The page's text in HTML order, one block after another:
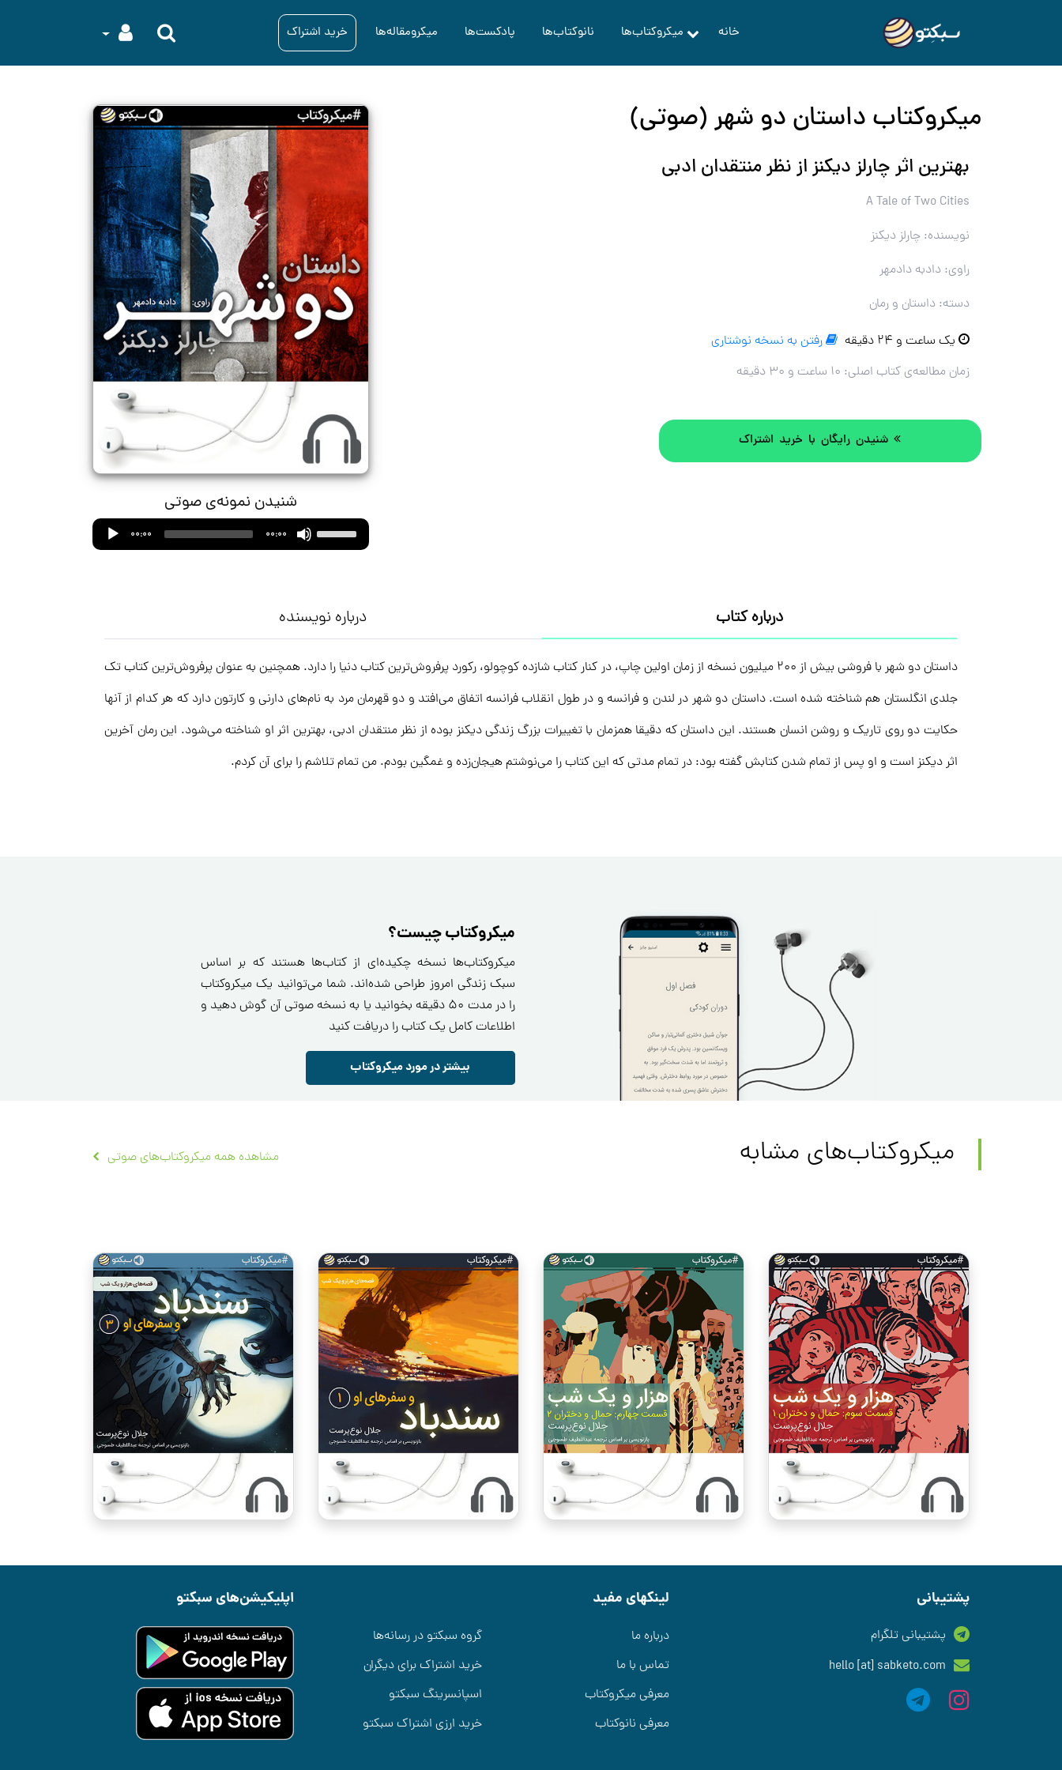
خانه میکروکتاب‌ها نانوکتاب‌ها پادکست‌ها میکرومقاله‌ها خرید اشتراک
میکروکتاب داستان دو شهر (صوتی)
بهترین اثر چارلز دیکنز از نظر منتقدان ادبی
A Tale of Two Cities
نویسنده: چارلز دیکنز
راوی: دادبه دادمهر
دسته: داستان و رمان
یک ساعت و ۲۴ دقیقه
رفتن به نسخه نوشتاری
زمان مطالعه‌ی کتاب اصلی: ۱۰ ساعت و ۳۰ دقیقه
شنیدن رایگان با خرید اشتراک
شنیدن نمونه‌ی صوتی
Audio
Player
00:00 00:00
Use
Up/Down
to
increase
decrease
volume.
درباره کتاب درباره نویسنده
داستان دو شهر با فروشی بیش از ۲۰۰ میلیون نسخه از زمان اولین چاپ، در کنار کتاب شازده کوچولو، رکورد پرفروش‌ترین کتاب دنیا را دارد. همچنین به عنوان پرفروش‌ترین کتاب تک
جلدی انگلستان هم شناخته شده است. داستان دو شهر در لندن و فرانسه و در طول انقلاب فرانسه اتفاق می‌افتد و دو قهرمان مرد به نام‌های دارنی و کارتون دارد که هر کدام از آنها
حکایت دو روی تاریک و روشن انسان هستند. این داستان که دقیقا همزمان با تغییرات بزرگ زندگی دیکنز بوده از نظر منتقدان ادبی، بهترین اثر او شناخته می‌شود. این رمان آخرین
اثر دیکنز است و او پس از تمام شدن کتابش گفته بود: در تمام مدتی که این کتاب را می‌نوشتم هیجان‌زده و غمگین بودم. من تمام تلاشم را برای آن کردم.
میکروکتاب چیست؟
میکروکتاب‌ها نسخه چکیده‌ای از کتاب‌ها هستند که بر اساس
سبک زندگی امروز طراحی شده‌اند. شما می‌توانید یک میکروکتاب
را در مدت ۵۰ دقیقه بخوانید یا به نسخه صوتی آن گوش دهید و
اطلاعات کامل یک کتاب را دریافت کنید
بیشتر در مورد میکروکتاب
میکروکتاب‌های مشابه مشاهده همه میکروکتاب‌های صوتی
پشتیبانی
پشتیبانی تلگرام
hello [at] sabketo.com
لینکهای مفید
درباره ما
تماس با ما
معرفی میکروکتاب
معرفی نانوکتاب
گروه سبکتو در رسانه‌ها
خرید اشتراک برای دیگران
اسپانسرینگ سبکتو
خرید ارزی اشتراک سبکتو
اپلیکیشن‌های سبکتو